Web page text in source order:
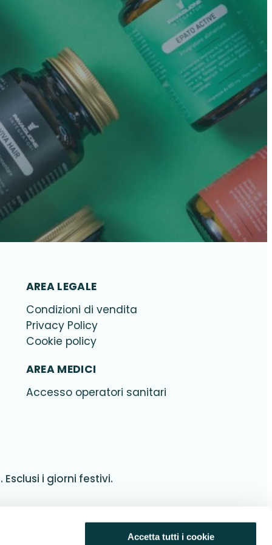
Accetta tutti i cookie
AREA LEGALE
Condizioni di vendita
Privacy Policy
Cookie policy
AREA MEDICI
Accesso operatori sanitari
i giorni festivi.